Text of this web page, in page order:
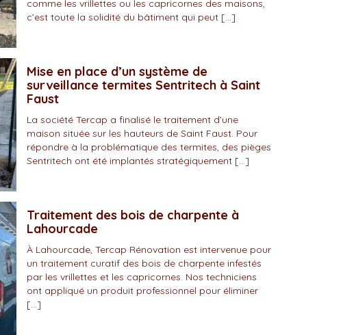
comme les vrillettes ou les capricornes des maisons,
c’est toute la solidité du bâtiment qui peut […]
Mise en place d’un système de
surveillance termites Sentritech à Saint
Faust
La société Tercap a finalisé le traitement d’une
maison située sur les hauteurs de Saint Faust. Pour
répondre à la problématique des termites, des pièges
Sentritech ont été implantés stratégiquement […]
Traitement des bois de charpente à
Lahourcade
À Lahourcade, Tercap Rénovation est intervenue pour
un traitement curatif des bois de charpente infestés
par les vrillettes et les capricornes. Nos techniciens
ont appliqué un produit professionnel pour éliminer
[…]